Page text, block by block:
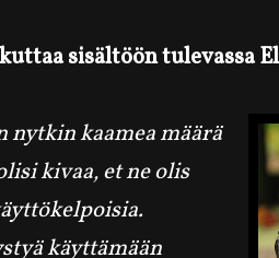
sisältöön tulevassa
nytkin kaamea määrä
kivaa, et ne olis
käyttämään